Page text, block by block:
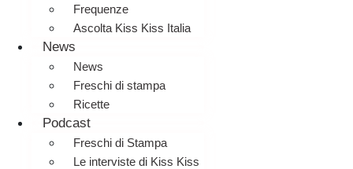
Frequenze
Ascolta Kiss Kiss Italia
News
News
Freschi di stampa
Ricette
Podcast
Freschi di Stampa
Le interviste di Kiss Kiss